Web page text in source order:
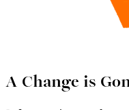
A Change is